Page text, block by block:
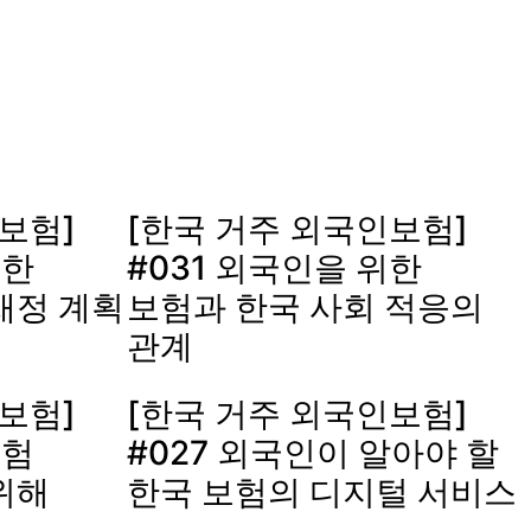
험]
정 계획
[한국 거주 외국인보험]
#031 외국인을 위한
보험과 한국 사회 적응의
관계
험]
해
[한국 거주 외국인보험]
#027 외국인이 알아야 할
한국 보험의 디지털 서비스